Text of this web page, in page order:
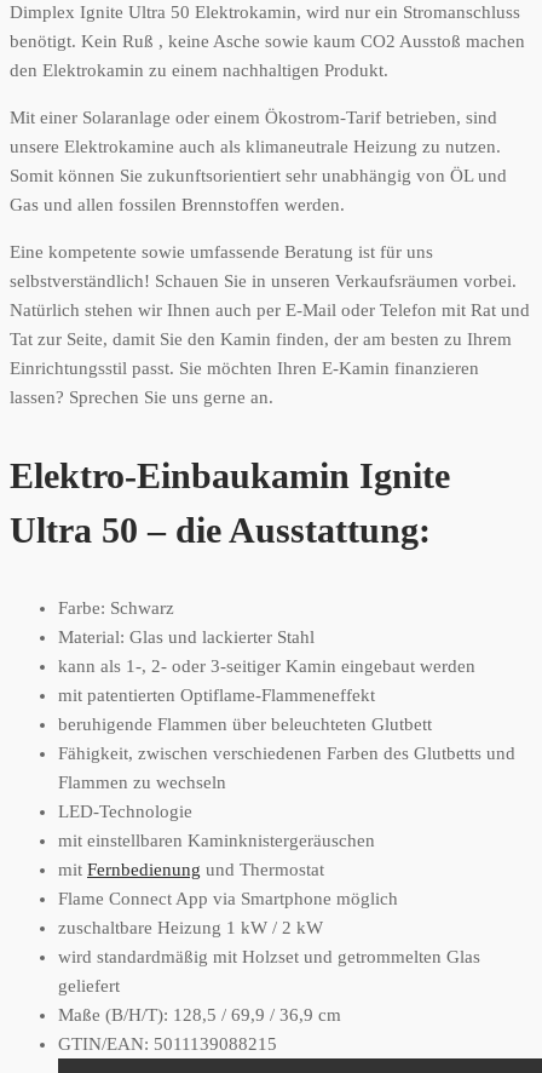
Dimplex Ignite Ultra 50 Elektrokamin, wird nur ein Stromanschluss
benötigt. Kein Ruß , keine Asche sowie kaum CO2 Ausstoß machen
den Elektrokamin zu einem nachhaltigen Produkt.
Mit einer Solaranlage oder einem Ökostrom-Tarif betrieben, sind
unsere Elektrokamine auch als klimaneutrale Heizung zu nutzen.
Somit können Sie zukunftsorientiert sehr unabhängig von ÖL und
Gas und allen fossilen Brennstoffen werden.
Eine kompetente sowie umfassende Beratung ist für uns
selbstverständlich! Schauen Sie in unseren Verkaufsräumen vorbei.
Natürlich stehen wir Ihnen auch per E-Mail oder Telefon mit Rat und
Tat zur Seite, damit Sie den Kamin finden, der am besten zu Ihrem
Einrichtungsstil passt. Sie möchten Ihren E-Kamin finanzieren
lassen? Sprechen Sie uns gerne an.
Elektro-Einbaukamin Ignite
Ultra 50 – die Ausstattung:
Farbe: Schwarz
Material: Glas und lackierter Stahl
kann als 1-, 2- oder 3-seitiger Kamin eingebaut werden
mit patentierten Optiflame-Flammeneffekt
beruhigende Flammen über beleuchteten Glutbett
Fähigkeit, zwischen verschiedenen Farben des Glutbetts und
Flammen zu wechseln
LED-Technologie
mit einstellbaren Kaminknistergeräuschen
mit Fernbedienung und Thermostat
Flame Connect App via Smartphone möglich
zuschaltbare Heizung 1 kW / 2 kW
wird standardmäßig mit Holzset und getrommelten Glas
geliefert
Maße (B/H/T): 128,5 / 69,9 / 36,9 cm
GTIN/EAN: 5011139088215